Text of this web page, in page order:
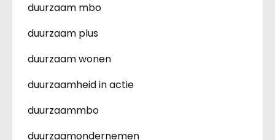
duurzaam mbo
duurzaam plus
duurzaam wonen
duurzaamheid in actie
duurzaammbo
duurzaamondernemen